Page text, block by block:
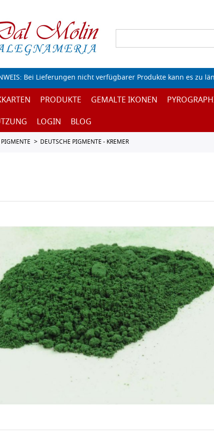
Bei Lieferungen nicht verfügbarer Produkte kann es zu
PRODUKTE GEMALTE IKONEN
LOGIN BLOG
PIGMENTE DEUTSCHE PIGMENTE - KREMER